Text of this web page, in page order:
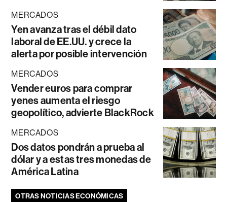
MERCADOS
Yen avanza tras el débil dato
laboral de EE.UU. y crece la
alerta por posible intervención
MERCADOS
Vender euros para comprar
yenes aumenta el riesgo
geopolítico, advierte BlackRock
MERCADOS
Dos datos pondrán a prueba al
dólar y a estas tres monedas de
América Latina
OTRAS NOTICIAS ECONÓMICAS